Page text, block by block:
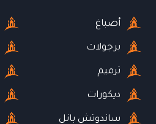
أصباغ
برجولات
ترميم
ديكورات
ساندوتش بانل